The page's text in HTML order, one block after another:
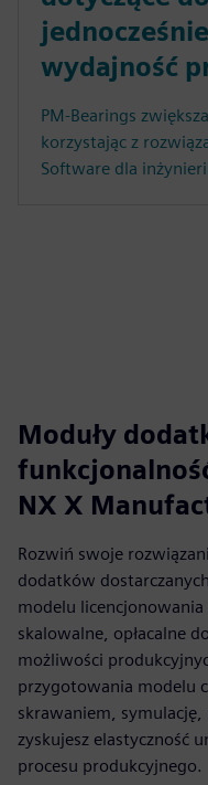
wydajność
PM-Bearings
korzystając z
Software dla
Moduły
NX X
Rozwiń swoje
dodatków
modelu
skalowalne, opłacalne
możliwości
przygotowania modelu
skrawaniem,
zyskujesz elastyczność
procesu produkcyjnego.